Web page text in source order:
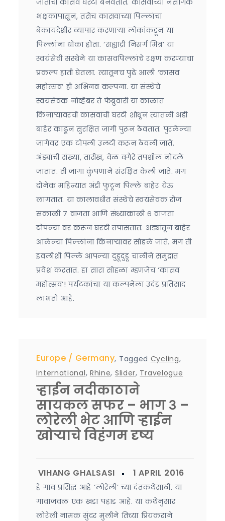
जातीची कासवे घरटी बनवतात. कासवाच्या नैसर्गिक
भक्षकांपासून, तसेच कासवाच्या पिल्लांचा
बेकायदेशीर व्यापार करणाऱ्या लोकांकडून या
पिल्लांना धोका होता. ‘सह्याद्री निसर्ग मित्र’ या
स्वयंसेवी संस्थेने या कासवपिल्लांचे रक्षण करण्याचा
प्रकल्प हाती घेतला. त्यातूनच पुढे आली ‘कासव
महोत्सव’ ही अभिनव कल्पना. या संस्थेचे
स्वयंसेवक नोव्हेंबर ते फेब्रुवारी या काळात
किनाऱ्यावरची कासवांची घरटी शोधून त्यातली अंडी
बाहेर काढून सुरक्षित जागी पुरून ठेवतात. पुरलेल्या
जागेवर एक टोपली उलटी करून ठेवली जाते.
अंड्यांची संख्या, तारीख, वेळ वगैरे तपशील नोंदले
जातात. ती जागा कुंपणाने संरक्षित केली जाते. मग
दोनेक महिन्यात अंडी फुटून पिल्ले बाहेर येऊ
लागतात. या कालावधीत संस्थेचे स्वयंसेवक रोज
सकाळी ७ वाजता आणि संध्याकाळी ६ वाजता
टोपल्या वर करून घरटी तपासतात. अंड्यांतून बाहेर
आलेल्या पिल्लांना किनाऱ्यावर सोडले जाते. मग ती
इवलीशी पिल्ले आपल्या दुडूदुडू चालीने समुद्रात
प्रवेश करतात. हा सारा सोहळा म्हणजेच ‘कासव
महोत्सव’! पर्यटकांचा या कल्पनेला उदंड प्रतिसाद
लाभतो आहे.
Europe ,
Germany Tagged Cycling,
International, Rhine, Slider, Travelogue
ऱ्हाईन नदीकाठाने
सायकल सफर – भाग ३ –
लोरेली भेट आणि ऱ्हाईन
खोऱ्याचे विहंगम दृष्य
हे गाव प्रसिद्ध आहे ‘लोरेली’ च्या दंतकथेसाठी. या
गावाजवळ एक खडा पहाड आहे. या कथेनुसार
लोरेली नामक सुंदर मुलीने तिच्या प्रियकराने